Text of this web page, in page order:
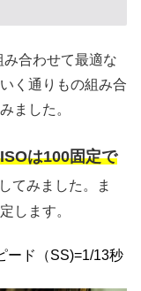
み合わせて最適な
く通りもの組み合
ました。
ISOは100固定で
してみました。ま
します。
ード（SS)=1/13秒